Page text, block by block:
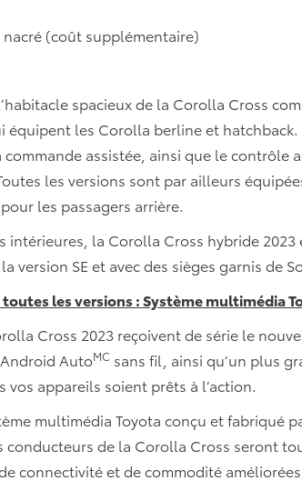
nacré (coût supplémentaire)
spacieux de la Corolla Cross
équipent les Corolla berline et
assistée, ainsi que le contrôle
les versions sont par ailleurs
les passagers arrière.
intérieures, la Corolla Cross hybride 2023
version SE et avec des sièges garnis de
toutes les versions : Système multimédia
Cross 2023 reçoivent de série le
AutoMC sans fil, ainsi qu’un plus
vos appareils soient prêts à l’action.
multimédia Toyota conçu et fabriqué
conducteurs de la Corolla Cross seront
connectivité et de commodité